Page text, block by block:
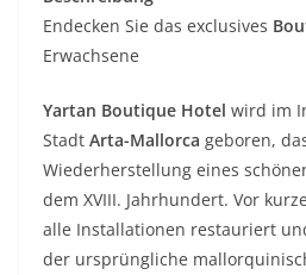
Endecken Sie das exclusives
Erwachsene
Yartan Boutique Hotel wird im
Stadt Arta-Mallorca geboren,
Wiederherstellung eines
dem XVIII. Jahrhundert. Vor
alle Installationen restauriert
der ursprüngliche